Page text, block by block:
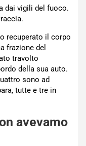
dai vigili del fuoco.
recuperato il corpo
frazione del
travolto
della sua auto.
sono ad
tutte e tre in
avevamo